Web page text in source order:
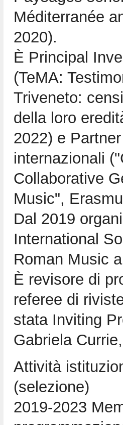
Méditerranée
2020).
È Principal
(TeMA:
Triveneto:
della loro
2022) e
internazionali
Collaborative
Music",
Dal 2019
International
Roman Music
È revisore di
referee di
stata Inviting
Gabriela
Attività
(selezione)
2019-2023